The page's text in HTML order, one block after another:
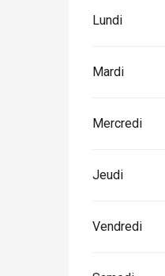
Lundi
Mardi
Mercredi
Jeudi
Vendredi